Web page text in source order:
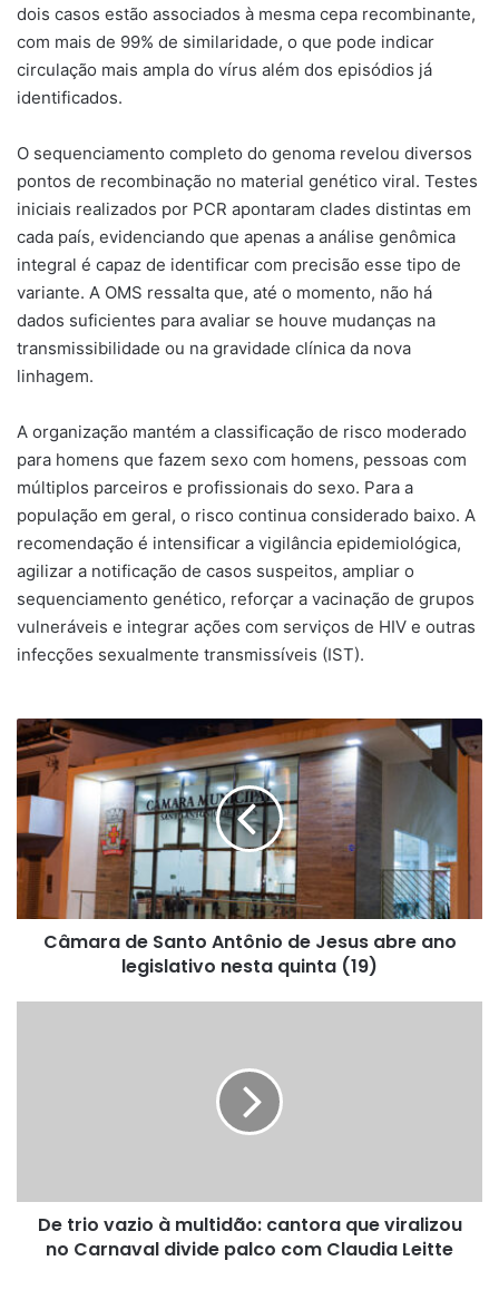
dois casos estão associados à mesma cepa recombinante,
com mais de 99% de similaridade, o que pode indicar
circulação mais ampla do vírus além dos episódios já
identificados.
O sequenciamento completo do genoma revelou diversos
pontos de recombinação no material genético viral. Testes
iniciais realizados por PCR apontaram clades distintas em
cada país, evidenciando que apenas a análise genômica
integral é capaz de identificar com precisão esse tipo de
variante. A OMS ressalta que, até o momento, não há
dados suficientes para avaliar se houve mudanças na
transmissibilidade ou na gravidade clínica da nova
linhagem.
A organização mantém a classificação de risco moderado
para homens que fazem sexo com homens, pessoas com
múltiplos parceiros e profissionais do sexo. Para a
população em geral, o risco continua considerado baixo. A
recomendação é intensificar a vigilância epidemiológica,
agilizar a notificação de casos suspeitos, ampliar o
sequenciamento genético, reforçar a vacinação de grupos
vulneráveis e integrar ações com serviços de HIV e outras
infecções sexualmente transmissíveis (IST).
Câmara
de
Santo
Antônio
de
Jesus
abre
legislativo
nestaCâmara de Santo Antônio de Jesus abre ano
legislativo nesta quinta (19)
no
Carnaval
divide
De trio vazio à multidão: cantora que viralizou
no Carnaval divide palco com Claudia Leitte